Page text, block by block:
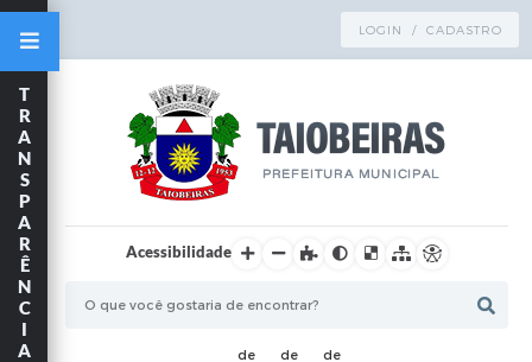
LOGIN / CADASTRO
Acessibilidade
T
R
A
N
S
P
A
R
Ê
N
C
I
A